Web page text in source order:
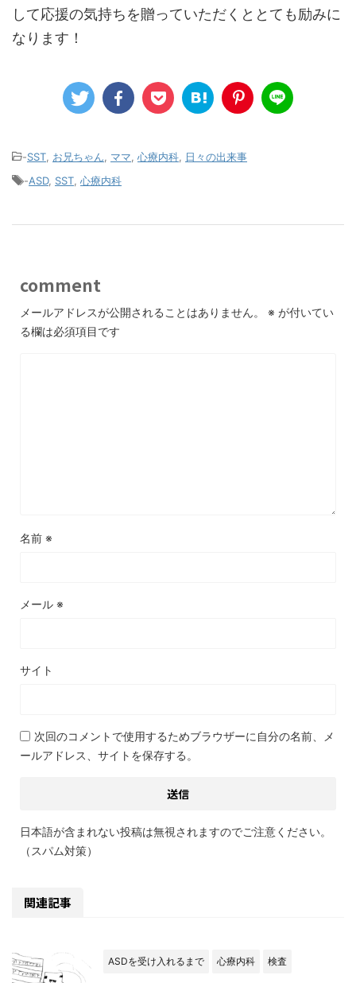
して応援の気持ちを贈っていただくととても励みに
なります！
-SST, お兄ちゃん, ママ, 心療内科, 日々の出来事
-ASD, SST, 心療内科
comment
メールアドレスが公開されることはありません。 ※ が付いてい
る欄は必須項目です
名前 ※
メール ※
サイト
次回のコメントで使用するためブラウザーに自分の名前、メ
ールアドレス、サイトを保存する。
日本語が含まれない投稿は無視されますのでご注意ください。
（スパム対策）
関連記事
ASDを受け入れるまで 心療内科 検査